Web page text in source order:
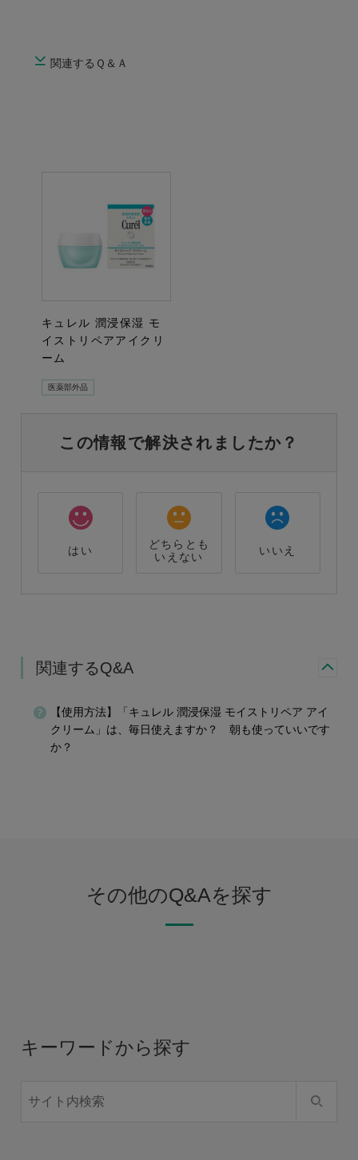
関連するＱ＆Ａ
キュレル 潤浸保湿 モ
イストリペアアイクリ
ーム
医薬部外品
この情報で解決されましたか？
はい
どちらとも
いえない
いいえ
関連するQ&A
【使用方法】「キュレル 潤浸保湿 モイストリペア アイ
クリーム」は、毎日使えますか？ 朝も使っていいです
か？
その他のQ&Aを探す
キーワードから探す